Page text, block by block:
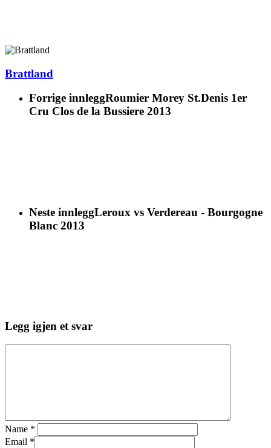
Brattland
Forrige innleggRoumier Morey St.Denis 1er
Cru Clos de la Bussiere 2013
Neste innleggLeroux vs Verdereau - Bourgogne
Blanc 2013
Legg igjen et svar
Name *
Email *